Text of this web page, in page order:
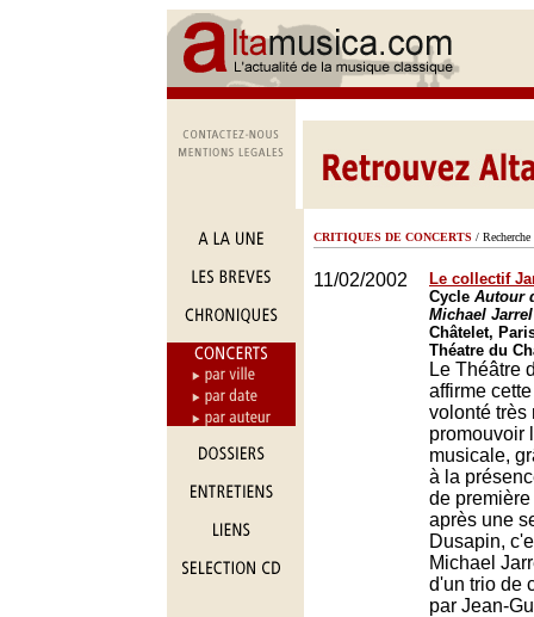
CRITIQUES DE CONCERTS / Recherche
11/02/2002
Le collectif
Cycle Autour
Michael Jarrel
Châtelet,
Théatre du
Le Théâtre
affirme
volonté très
promouvoir
musicale,
à la
de
après une
Dusapin,
Michael
d'un trio de
par Jean-